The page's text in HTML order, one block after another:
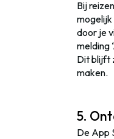
Bij
mogelijk
door je
melding
Dit blijft
maken.
5.
De App